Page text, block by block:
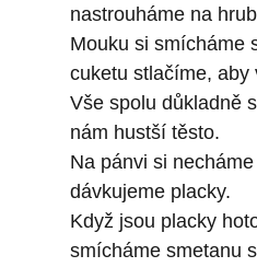
nastrouháme na
Mouku si smícháme
cuketu stlačíme,
Vše spolu důkladně
nám hustší těsto.
Na pánvi si
dávkujeme placky.
Když jsou placky
smícháme smetanu